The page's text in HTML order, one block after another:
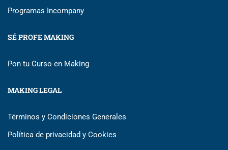
Programas Incompany
SÉ PROFE MAKING
Pon tu Curso en Making
MAKING LEGAL
Términos y Condiciones Generales
Política de privacidad y Cookies